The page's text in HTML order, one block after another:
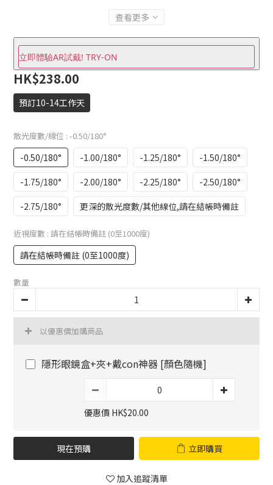
查看更多
立即體驗AR試戴! TRY-ON
HK$238.00
預訂10-14工作天
散光度數/線位 : -0.50/180°
-0.50/180° -1.00/180° -1.25/180°
-1.50/180°
-1.75/180°
-2.00/180° -2.25/180°
-2.50/180°
-2.75/180°
更深的散光度數/其他線位,請在結帳時備註
近視度數 : 請在結帳時備註 (0至1000度)
請在結帳時備註 (0至1000度)
數量
以優惠價加購商品
隱形眼鏡盒+夾+戴con神器 [顏色隨機]
優惠價 HK$20.00
現在預購 立即購買
加入追蹤清單